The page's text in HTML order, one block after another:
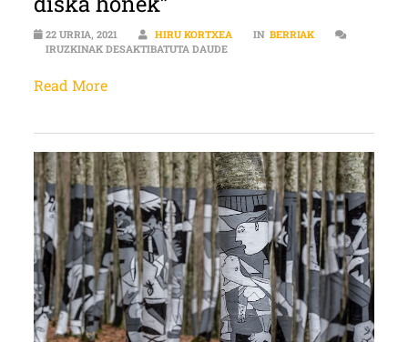
22 URRIA, 2021 HIRU KORTXEA IN BERRIAK
IRUZKINAK DESAKTIBATUTA DAUDE“AUDIENCE TALDEAK IZAN DITUEN
Read More